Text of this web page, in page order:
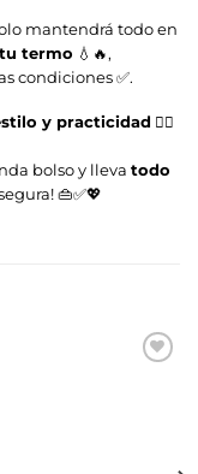
mantendrá todo en
termo 💧🔥,
condiciones ✅.
y practicidad 🚶‍♀️
bolso y lleva todo
👜✅💖